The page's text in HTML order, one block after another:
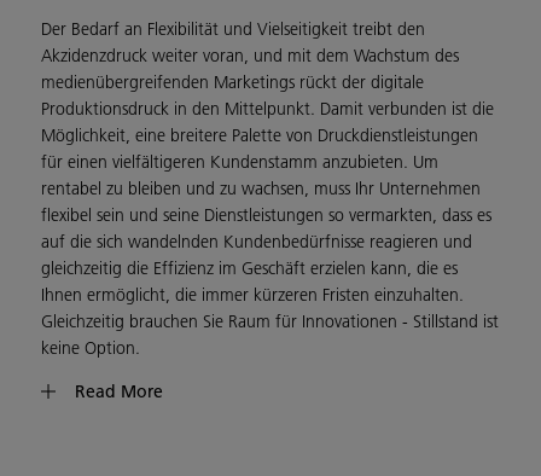
Der Bedarf an Flexibilität und Vielseitigkeit treibt den
Akzidenzdruck weiter voran, und mit dem Wachstum des
medienübergreifenden Marketings rückt der digitale
Produktionsdruck in den Mittelpunkt. Damit verbunden ist die
Möglichkeit, eine breitere Palette von Druckdienstleistungen
für einen vielfältigeren Kundenstamm anzubieten. Um
rentabel zu bleiben und zu wachsen, muss Ihr Unternehmen
flexibel sein und seine Dienstleistungen so vermarkten, dass es
auf die sich wandelnden Kundenbedürfnisse reagieren und
gleichzeitig die Effizienz im Geschäft erzielen kann, die es
Ihnen ermöglicht, die immer kürzeren Fristen einzuhalten.
Gleichzeitig brauchen Sie Raum für Innovationen - Stillstand ist
keine Option.
Unser Ziel bei Ricoh ist es, gewerblichen Druckereien zu helfen,
Read More